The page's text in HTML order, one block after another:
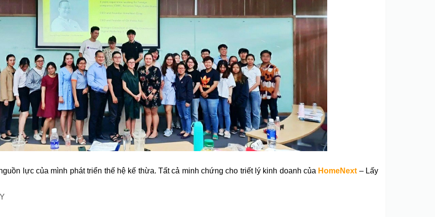
lực của mình phát triển thế hệ kế thừa. Tất cả minh chứng cho triết lý kinh doanh của HomeNext – Lấy